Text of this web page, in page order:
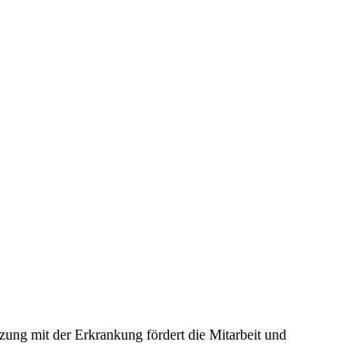
mit der Erkrankung fördert die Mitarbeit und